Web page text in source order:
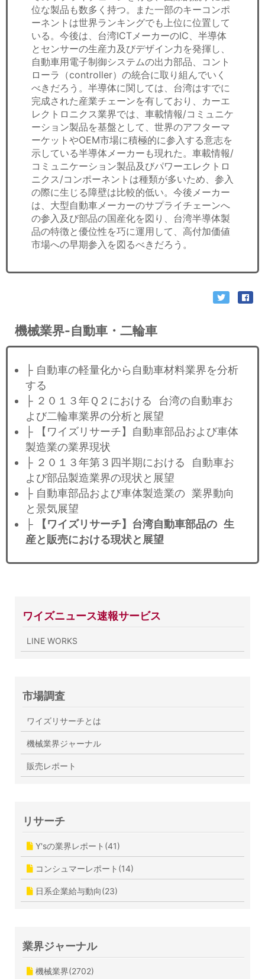
位な製品も数多く持つ。また一部のキーコンポ
ーネントは世界ランキングでも上位に位置して
いる。今後は、台湾ICTメーカーのIC、半導体
とセンサーの生産力及びデザイン力を発揮し、
自動車用電子制御システムの出力部品、コント
ローラ（controller）の統合に取り組んでいく
べきだろう。半導体に関しては、台湾はすでに
完成された産業チェーンを有しており、カーエ
レクトロニクス業界では、車載情報/コミュニケ
ーション製品を基盤として、世界のアフターマ
ーケットやOEM市場に積極的に参入する意志を
示している半導体メーカーも現れた。車載情報/
コミュニケーション製品及びパワーエレクトロ
ニクス/コンポーネントは種類が多いため、参入
の際に生じる障壁は比較的低い。今後メーカー
は、大型自動車メーカーのサプライチェーンへ
の参入及び部品の国産化を図り、台湾半導体製
品の特徴と優位性を巧に運用して、高付加価値
市場への早期参入を図るべきだろう。
機械業界-自動車・二輪車
├ 自動車の軽量化から自動車材料業界を分析
する
├ ２０１３年Ｑ２における 台湾の自動車お
よび二輪車業界の分析と展望
├ 【ワイズリサーチ】自動車部品および車体
製造業の業界現状
├ ２０１３年第３四半期における 自動車お
よび部品製造業界の現状と展望
├ 自動車部品および車体製造業の 業界動向
と景気展望
├
【ワイズリサーチ】台湾自動車部品の 生
産と販売における現状と展望
ワイズニュース速報サービス
LINE WORKS
市場調査
ワイズリサーチとは
機械業界ジャーナル
販売レポート
リサーチ
Y'sの業界レポート(41)
コンシュマーレポート(14)
日系企業給与動向(23)
業界ジャーナル
機械業界(2702)